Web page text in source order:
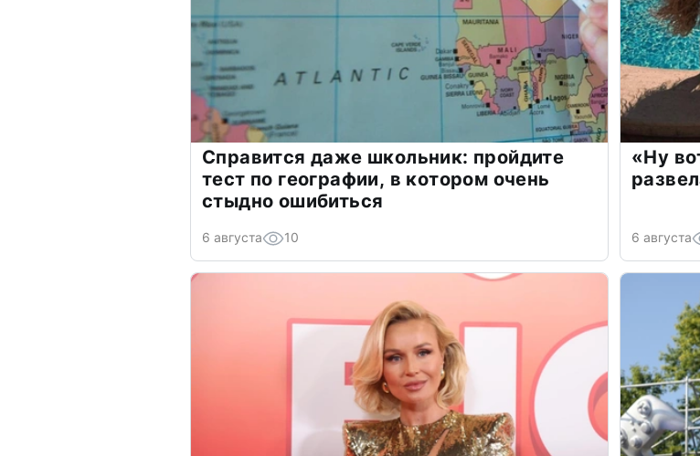
Справится даже школьник: пройдите
тест по географии, в котором очень
стыдно ошибиться
6 августа 10
«Ну
6 августа